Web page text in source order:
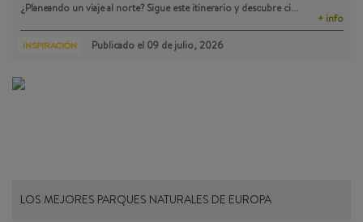
¿Planeando un viaje al norte? Sigue este itinerario y descubre ci…
+ info
INSPIRACIÓN Publicado el 09 de julio, 2026
LOS MEJORES PARQUES NATURALES DE EUROPA